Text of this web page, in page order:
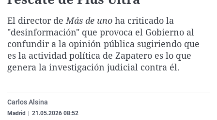
Gente viajera
Como el perro y el
Retornados
Equipo de
Operación Viuda
Galicia
La Rioja
Navarra
Televisión
Elecciones
El director deMás de uno ha criticado la
"desinformación" que provoca el Gobierno al
confundir a la opinión pública sugiriendo que
es la actividad política de Zapatero es lo que
genera la investigación judicial contra él.
Carlos Alsina
Madrid 21.05.2026 08:52